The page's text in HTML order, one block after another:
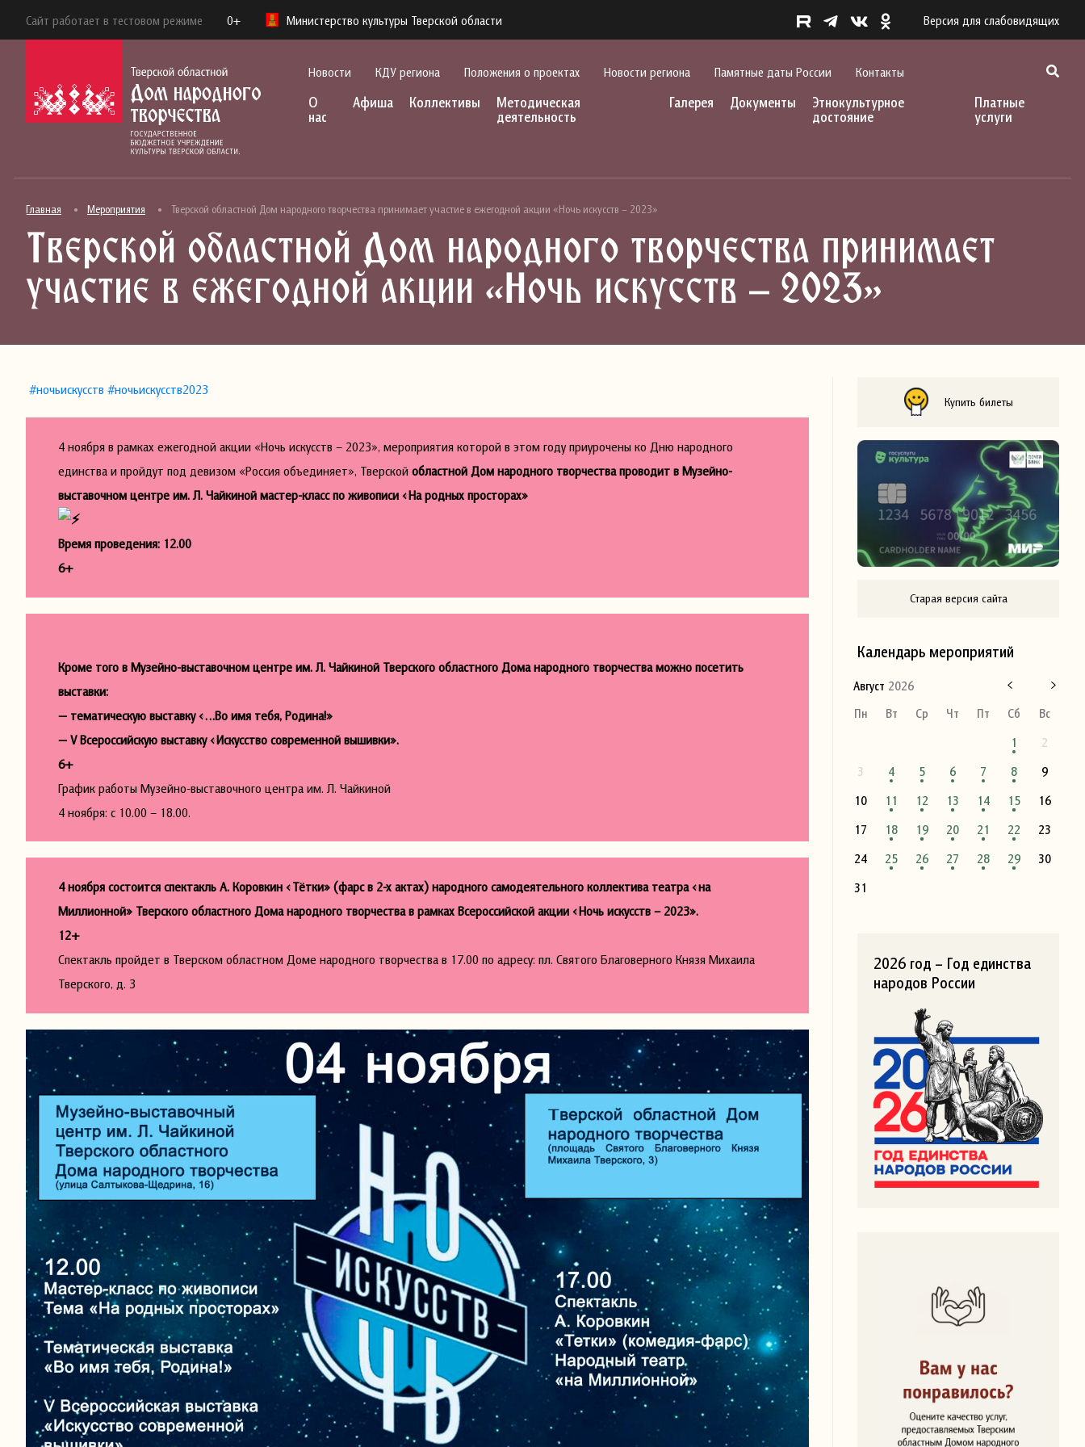
Сайт работает в тестовом режиме 0+ Министерство культуры Тверской области Версия для слабовидящих
Новости КДУ региона Положения о проектах Новости региона Памятные даты России Контакты
О
нас
Афиша Коллективы
Методическая
деятельность
Галерея Документы
Этнокультурное
достояние
Платные
услуги
Главная Мероприятия Тверской областной Дом народного творчества принимает участие в ежегодной акции «Ночь искусств – 2023»
Тверской областной Дом народного творчества принимает
участие в ежегодной акции «Ночь искусств – 2023»
#ночьискусств #ночьискусств2023
4 ноября в рамках ежегодной акции «Ночь искусств – 2023», мероприятия которой в этом году приурочены ко Дню народного
единства и пройдут под девизом «Россия объединяет», Тверскойобластной Дом народного творчества проводит в Музейно-
выставочном центре им. Л. Чайкиной мастер-класс по живописи «На родных просторах»
Время проведения: 12.00
6+
Кроме того в Музейно-выставочном центре им. Л. Чайкиной Тверского областного Дома народного творчества можно посетить
выставки:
— тематическую выставку «…Во имя тебя, Родина!»
— V Всероссийскую выставку «Искусство современной вышивки».
6+
График работы Музейно-выставочного центра им. Л. Чайкиной
4 ноября: с 10.00 – 18.00.
4 ноября состоится спектакль А. Коровкин «Тётки» (фарс в 2-х актах) народного самодеятельного коллектива театра «на
Миллионной» Тверского областного Дома народного творчества в рамках Всероссийской акции «Ночь искусств – 2023».
12+
Спектакль пройдет в Тверском областном Доме народного творчества в 17.00 по адресу: пл. Святого Благоверного Князя Михаила
Тверского, д. 3
Купить билеты
Старая версия сайта
Календарь мероприятий
Август 2026
Пн
Вт Ср Чт Пт Сб
Вс
1
2
3
4 5 6 7 8
9
10
11 12 13 14 15
16
17
18 19 20 21 22
23
24
25 26 27 28 29
30
31
2026 год – Год единства
народов России